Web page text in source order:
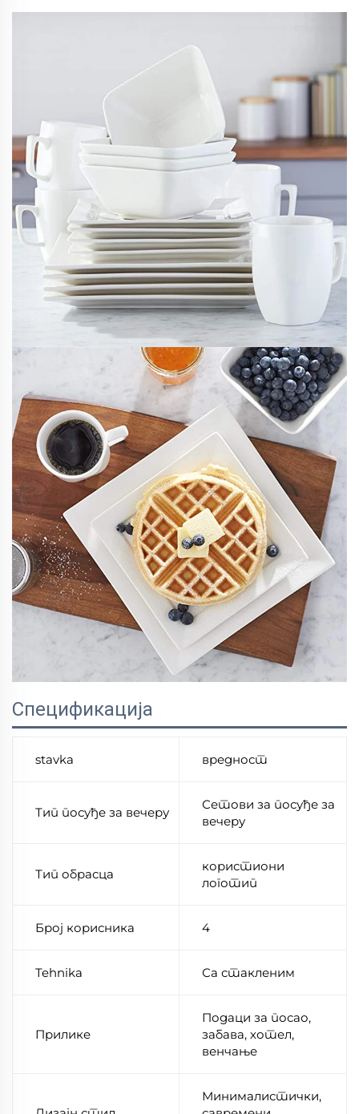
Спецификација
stavka вредност
Тип посуђе за вечеру
Сетови за посуђе за
вечеру
Тип обрасца
користиони
логотип
Број корисника 4
Tehnika Са стакленим
Прилике
Подаци за посао,
забава, хотел,
венчање
Минималистички,